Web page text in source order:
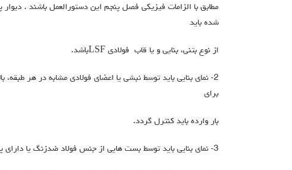
مطابق با الزامات فیزیکی فصل پنجم این دستورالعمل باشند . دیوار
شده باید
از نوع بتنی، بنایی و یا قاب فولادي LSFباشد.
2- نماي بنایی باید توسط نبشی یا اعضاي فولادي مشابه در هر طبقه،
براي
بار وارده باید کنترل گردد.
3- نماي بنایی باید توسط بست هایی از جنس فولاد ضدزنگ یا داراي پوشش گالوانیزه در فواصل کمتر یا مساوي 60